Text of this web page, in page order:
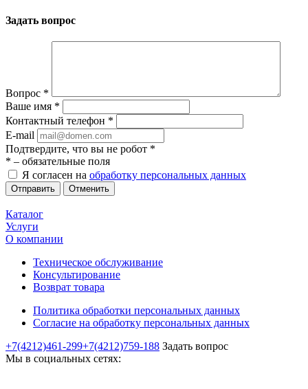
Задать вопрос
Вопрос *
Ваше имя *
Контактный телефон *
E-mail
Подтвердите, что вы не робот *
* – обязательные поля
Я согласен на обработку персональных данных
Отменить
Каталог
Услуги
О компании
Техническое обслуживание
Консультирование
Возврат товара
Политика обработки персональных данных
Согласие на обработку персональных данных
+7(4212)461-299+7(4212)759-188 Задать вопрос
Мы в социальных сетях: